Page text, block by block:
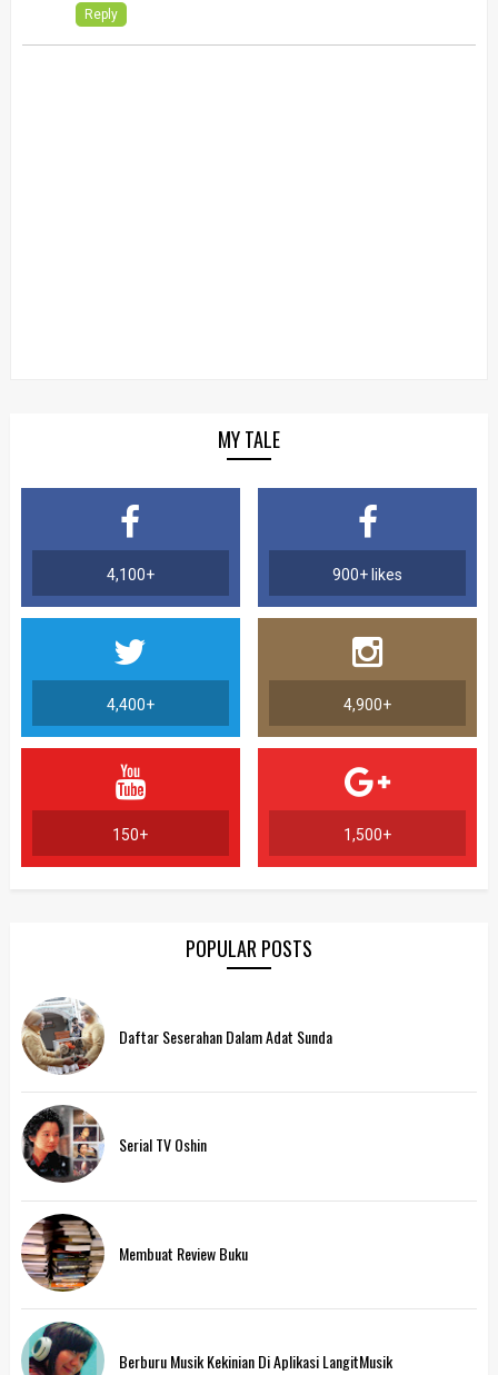
Reply
MY TALE
4,100+ 900+ likes
4,400+ 4,900+
150+ 1,500+
POPULAR POSTS
Daftar Seserahan Dalam Adat Sunda
Serial TV Oshin
Membuat Review Buku
Berburu Musik Kekinian Di Aplikasi LangitMusik